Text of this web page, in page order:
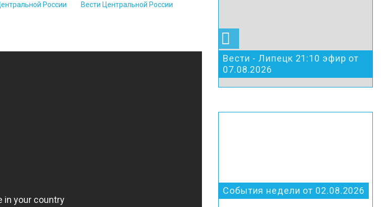
России Вести Центральной России
Вести - Липецк 21:10 эфир от
07.08.2026
События недели от 02.08.2026